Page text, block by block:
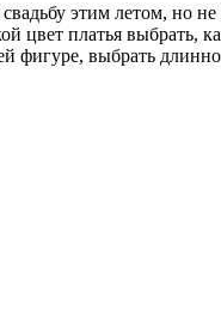
этим летом, но не
цвет платья выбрать,
фигуре, выбрать